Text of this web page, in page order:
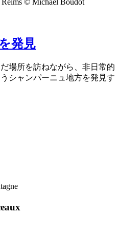
発見
場所を訪ねながら、非日常的
シャンパーニュ地方を発見す